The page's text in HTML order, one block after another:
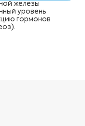
железы
уровень
гормонов